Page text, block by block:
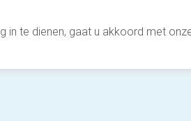
in te dienen, gaat u akkoord met